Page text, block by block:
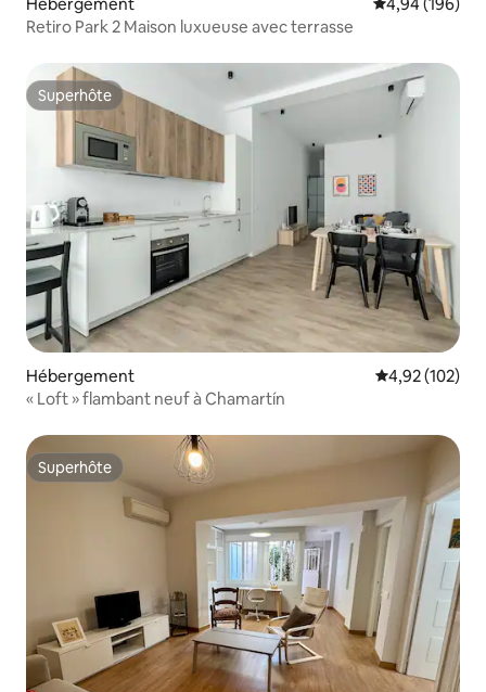
Hébergement Évaluation
4,94 (196)
Retiro Park 2 Maison luxueuse avec terrasse
Superhôte
Superhôte
Hébergement Évaluation
4,92 (102)
« Loft » flambant neuf à Chamartín
Superhôte
Superhôte